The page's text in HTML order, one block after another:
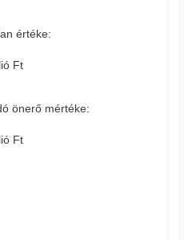
értéke:
Ft
önerő mértéke:
Ft